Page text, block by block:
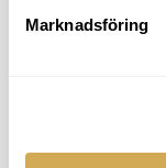
Marknadsföring